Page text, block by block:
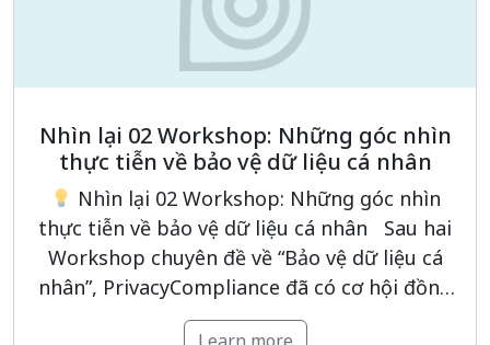
Nhìn lại 02 Workshop: Những góc nhìn
thực tiễn về bảo vệ dữ liệu cá nhân
Nhìn lại 02 Workshop: Những góc nhìn
thực tiễn về bảo vệ dữ liệu cá nhân Sau hai
Workshop chuyên đề về “Bảo vệ dữ liệu cá
nhân”, PrivacyCompliance đã có cơ hội đồng
hành cùng đại diện của nhiều doanh nghiệp,